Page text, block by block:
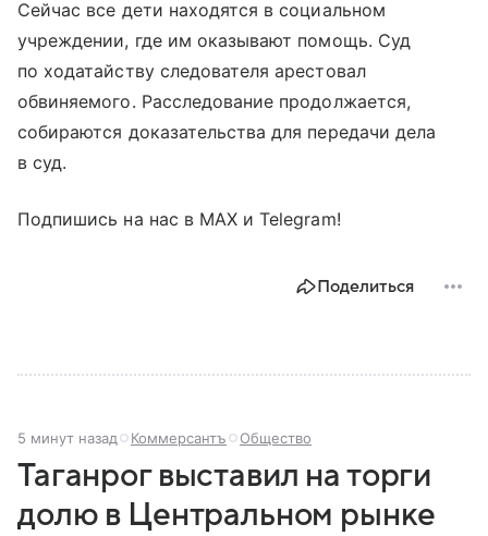
Сейчас все дети находятся в социальном
учреждении, где им оказывают помощь. Суд
по ходатайству следователя арестовал
обвиняемого. Расследование продолжается,
собираются доказательства для передачи дела
в суд.
Подпишись на нас в МАХ и Telegram!
Поделиться
5 минут назад Коммерсантъ Общество
Таганрог выставил на торги
долю в Центральном рынке